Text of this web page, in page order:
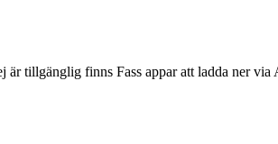
tillgänglig finns Fass appar att ladda ner